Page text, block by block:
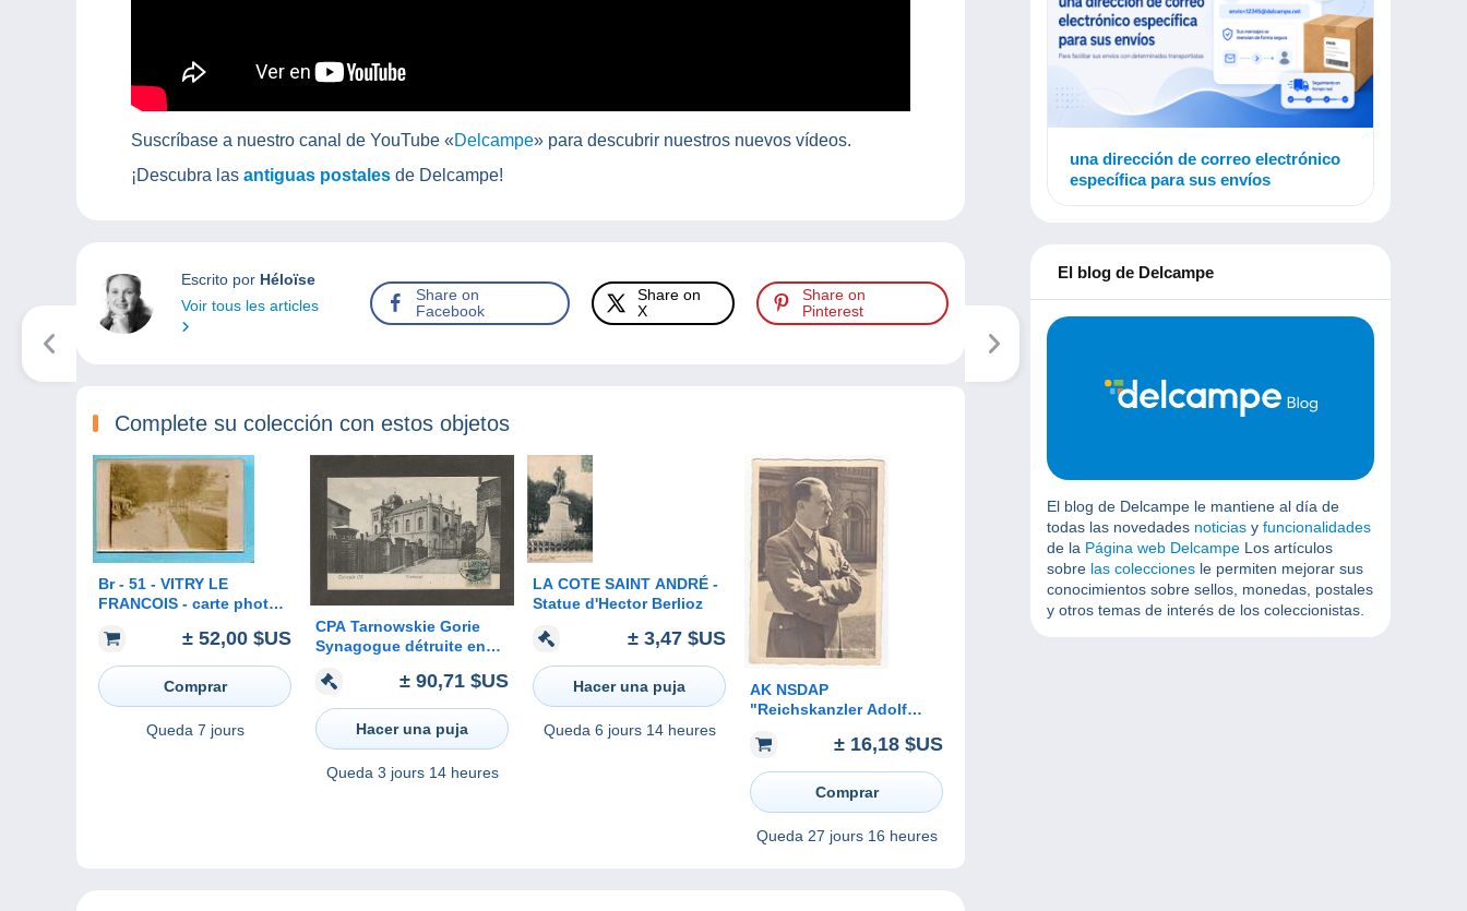
Suscríbase a nuestro canal de YouTube «Delcampe» para descubrir nuestros nuevos vídeos.
¡Descubra las antiguas postales de Delcampe!
Escrito por Héloïse
Voir tous les articles
Share on
Facebook
Share on
X
Share on
Pinterest
Complete su colección con estos objetos
Br - 51 - VITRY LE
FRANCOIS - carte photo
CLICHE RARE± 52,00 $US
Comprar
Queda 7 jours
CPA Tarnowskie Gorie
Synagogue détruite en
± 90,71 $US
Hacer una puja
Queda 3 jours 14 heures
LA COTE SAINT ANDRÉ -
Statue d'Hector Berlioz
± 3,47 $US
Hacer una puja
Queda 6 jours 14 heures
AK NSDAP
"Reichskanzler Adolf
/ NS-Propaganda± 16,18 $US
Comprar
Queda 27 jours 16 heures
una dirección de correo electrónico
específica para sus envíos
El blog de Delcampe
El blog de Delcampe le mantiene al día de
todas las novedades noticias y funcionalidades
de la Página web Delcampe Los artículos
sobre las colecciones le permiten mejorar sus
conocimientos sobre sellos, monedas, postales
y otros temas de interés de los coleccionistas.